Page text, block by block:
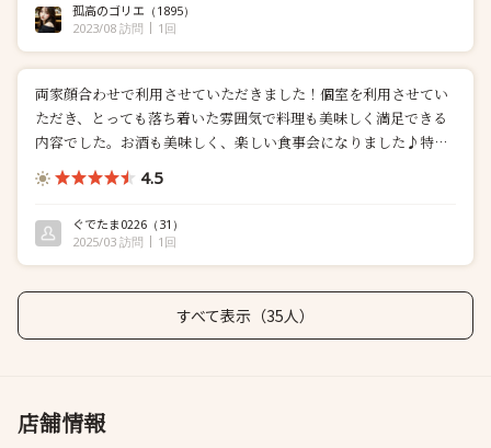
孤高のゴリエ （1895）
2023/08 訪問
1回
両家顔合わせで利用させていただきました！個室を利用させてい
ただき、とっても落ち着いた雰囲気で料理も美味しく満足できる
内容でした。お酒も美味しく、楽しい食事会になりました♪特別
な日に...
4.5
ぐでたま0226 （31）
2025/03 訪問
1回
すべて表示（35人）
店舗情報